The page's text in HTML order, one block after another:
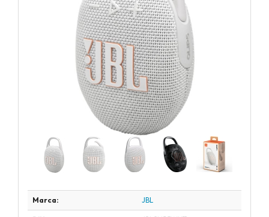
Marca: JBL